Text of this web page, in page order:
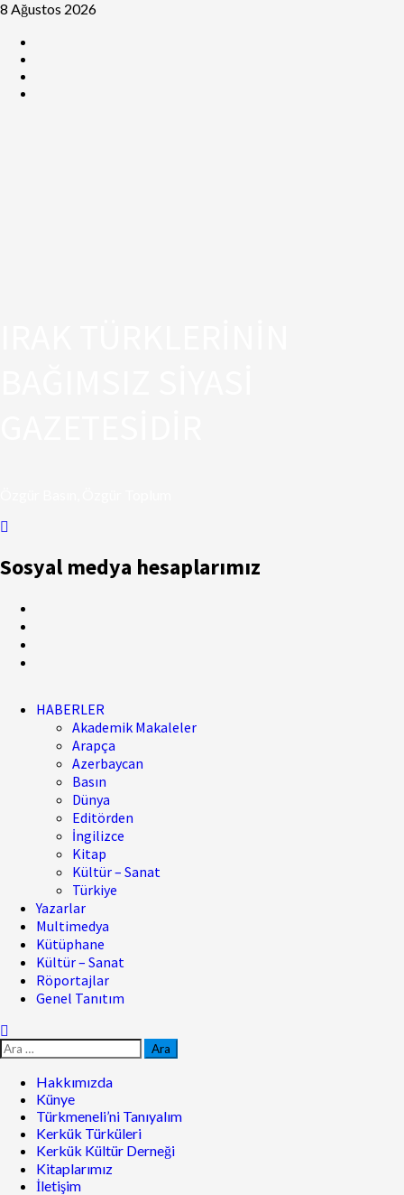
8 Ağustos 2026
Sosyal medya hesaplarımız
HABERLER
Akademik Makaleler
Arapça
Azerbaycan
Basın
Dünya
Editörden
İngilizce
Kitap
Kültür – Sanat
Türkiye
Yazarlar
Multimedya
Kütüphane
Kültür – Sanat
Röportajlar
Genel Tanıtım
Hakkımızda
Künye
Türkmeneli’ni Tanıyalım
Kerkük Türküleri
Kerkük Kültür Derneği
Kitaplarımız
İletişim